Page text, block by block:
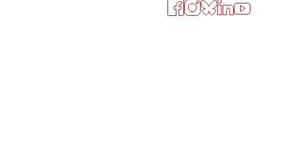
Facebook
Instagram
Bluesky
LinkedIn
YouTube